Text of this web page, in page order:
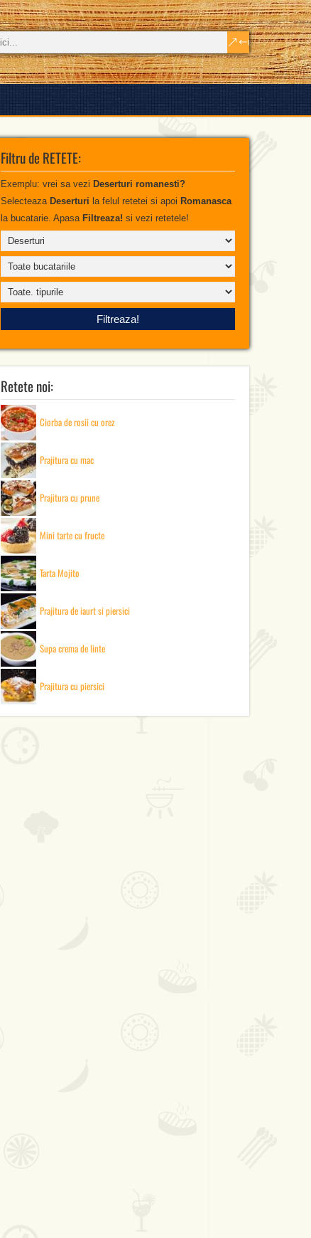
Filtru de RETETE:
Exemplu: vrei sa vezi Deserturi romanesti?
Selecteaza Deserturi la felul retetei si apoi Romanasca
la bucatarie. Apasa Filtreaza! si vezi retetele!
Retete noi:
Ciorba de rosii cu orez
Prajitura cu mac
Prajitura cu prune
Mini tarte cu fructe
Tarta Mojito
Prajitura de iaurt si piersici
Supa crema de linte
Prajitura cu piersici